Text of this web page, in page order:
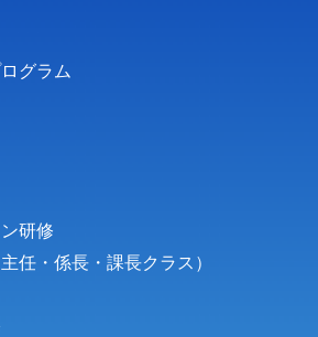
グラム
研修
任・係長・課長クラス）